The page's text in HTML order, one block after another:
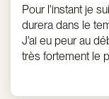
Pour l'instant je
durera dans le
J'ai eu peur au
très fortement le